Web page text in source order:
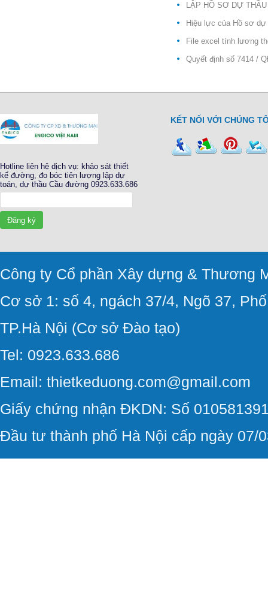
LẬP HỒ SƠ DỰ
Hiệu lực của Hồ sơ
File excel tính lương
Quyết định số 7414 /
Hotline liên hệ dịch vụ: khảo sát thiết
kế đường, đo bóc tiên lượng lập dự
toán, dự thầu Cầu đường 0923.633.686
Đăng ký
KẾT NỐI VỚI CHÚNG
Công ty Cổ phần Xây dựng & Thương
Cơ sở 1: số 4, ngách 37/4, Ngõ 37,
TP.Hà Nội (Cơ sở Đào tạo)
Tel: 0923.633.686
Email: thietkeduong.com@gmail.com
Giấy chứng nhận ĐKDN: Số
Đầu tư thành phố Hà Nội cấp ngày 07/